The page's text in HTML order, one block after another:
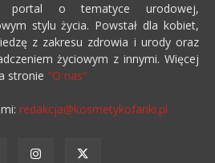
portal o tematyce urodowej,
stylu życia. Powstał dla kobiet,
z zakresu zdrowia i urody oraz
życiowym z innymi. Więcej
stronie "O nas"
redakcja@kosmetykofanki.pl